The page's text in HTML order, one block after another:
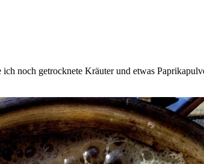
ich noch getrocknete Kräuter und etwas